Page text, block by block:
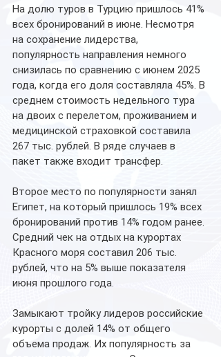
На долю туров в Турцию пришлось 41%
всех бронирований в июне. Несмотря
на сохранение лидерства,
популярность направления немного
снизилась по сравнению с июнем 2025
года, когда его доля составляла 45%. В
среднем стоимость недельного тура
на двоих с перелетом, проживанием и
медицинской страховкой составила
267 тыс. рублей. В ряде случаев в
пакет также входит трансфер.
Второе место по популярности занял
Египет, на который пришлось 19% всех
бронирований против 14% годом ранее.
Средний чек на отдых на курортах
Красного моря составил 206 тыс.
рублей, что на 5% выше показателя
июня прошлого года.
Замыкают тройку лидеров российские
курорты с долей 14% от общего
объема продаж. Их популярность за